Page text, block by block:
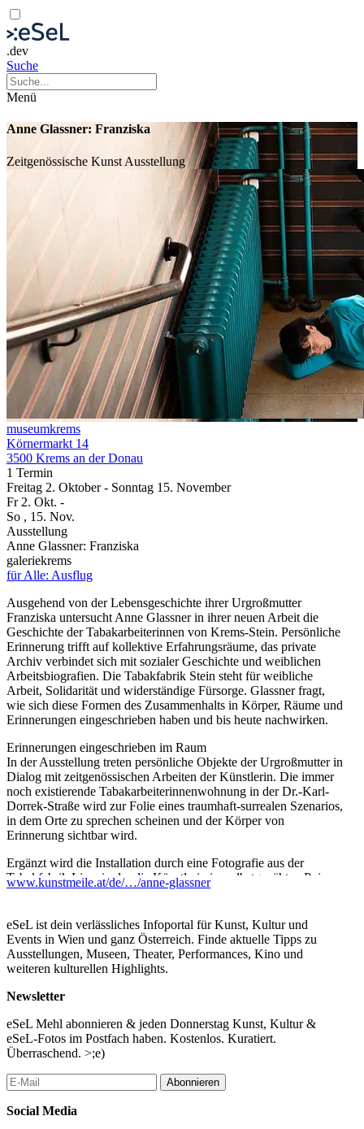
.dev
Suche
Menü
Anne Glassner: Franziska
Zeitgenössische Kunst Ausstellung
museumkrems
Körnermarkt 14
3500 Krems an der Donau
1 Termin
Freitag 2. Oktober- Sonntag 15. November
Fr 2. Okt. -
So , 15. Nov.
Ausstellung
Anne Glassner: Franziska
galeriekrems
für Alle: Ausflug
Ausgehend von der Lebensgeschichte ihrer Urgroßmutter
Franziska untersucht Anne Glassner in ihrer neuen Arbeit die
Geschichte der Tabakarbeiterinnen von Krems-Stein. Persönliche
Erinnerung trifft auf kollektive Erfahrungsräume, das private
Archiv verbindet sich mit sozialer Geschichte und weiblichen
Arbeitsbiografien. Die Tabakfabrik Stein steht für weibliche
Arbeit, Solidarität und widerständige Fürsorge. Glassner fragt,
wie sich diese Formen des Zusammenhalts in Körper, Räume und
Erinnerungen eingeschrieben haben und bis heute nachwirken.
Erinnerungen eingeschrieben im Raum
In der Ausstellung treten persönliche Objekte der Urgroßmutter in
Dialog mit zeitgenössischen Arbeiten der Künstlerin. Die immer
noch existierende Tabakarbeiterinnenwohnung in der Dr.-Karl-
Dorrek-Straße wird zur Folie eines traumhaft-surrealen Szenarios,
in dem Orte zu sprechen scheinen und der Körper von
Erinnerung sichtbar wird.
Ergänzt wird die Installation durch eine Fotografie aus der
Tabakfabrik Linz, in der die Künstlerin im selbstgenähten Pyjama
schläft – eine stille Geste des Rückzugs, als Akt der
Stipendiums am VALIE EXPORT CENTER 2023.
Kollektives Gedächtnis
Stimmen der Tabakarbeiterinnen und Erinnerungen verweben
sich mit künstlerischen Setzungen und eröffnen einen Raum, in
dem gefragt wird, was bleibt: von einem Leben, von einer
und wie sich Archive öffnen lassen, um weibliche Geschichte(n)
hör- und sichtbar zu machen.
Über die Künstlerin
Anne Glassner wurde 1984 in Wien geboren. Sie studierte
bildende Kunst an der Universität für angewandte Kunst Wien,
Transmediale Kunst bei Brigitte Kowanz sowie Kunstgeschichte.
www.kunstmeile.at/de/…/anne-glassner
eSeL ist dein verlässliches Infoportal für Kunst, Kultur und
Events in Wien und ganz Österreich. Finde aktuelle Tipps zu
Ausstellungen, Museen, Theater, Performances, Kino und
weiteren kulturellen Highlights.
Newsletter
eSeL Mehl abonnieren & jeden Donnerstag Kunst, Kultur &
eSeL-Fotos im Postfach haben. Kostenlos. Kuratiert.
Überraschend. >;e)
Abonnieren
Social Media